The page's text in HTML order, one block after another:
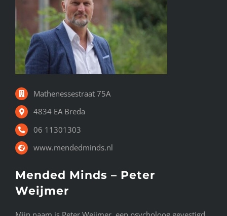
Mathenessestraat 75A
4834 EA Breda
06 11301303
www.mendedminds.nl
Mended Minds – Peter
Weijmer